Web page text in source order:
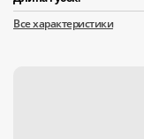
Все характеристики